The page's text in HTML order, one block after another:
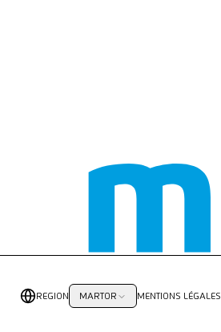
REGION MARTOR MENTIONS LÉGALES